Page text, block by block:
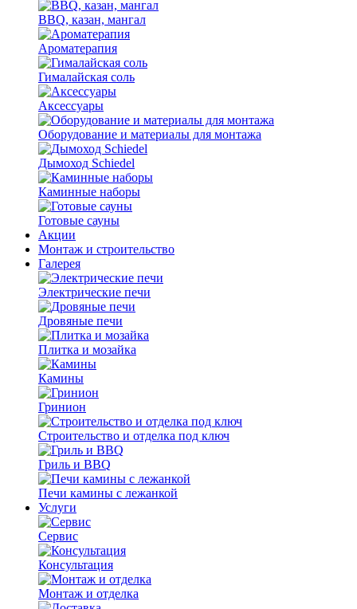
BBQ, казан, мангал
Ароматерапия
Гималайская соль
Аксессуары
Оборудование и материалы для монтажа
Дымоход Schiedel
Каминные наборы
Готовые сауны
Акции
Монтаж и строительство
Галерея
Электрические печи
Дровяные печи
Плитка и мозайка
Камины
Гринион
Строительство и отделка под ключ
Гриль и BBQ
Печи камины с лежанкой
Услуги
Сервис
Консультация
Монтаж и отделка